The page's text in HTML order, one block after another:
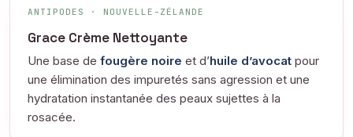
ANTIPODES · NOUVELLE-ZÉLANDE
Grace Crème Nettoyante
Une base de fougère noire et d’huile d’avocat pour
une élimination des impuretés sans agression et une
hydratation instantanée des peaux sujettes à la
rosacée.